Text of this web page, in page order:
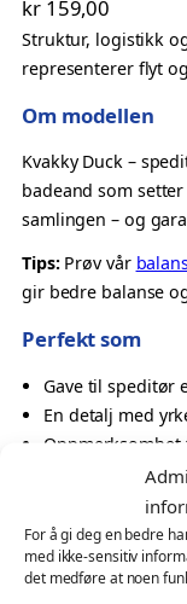
For å gi deg en bedre
med ikke-sensitiv
det medføre at noen
e
a
n
S
p
e
d
t
ø
r
K
v
a
y
D
u
kr159,00
Struktur, logistikk
representerer flyt
Om modellen
Kvakky Duck –
badeand som
samlingen – og
Tips:Prøv vår
gir bedre balanse
Perfekt som
Gave til speditør
En detalj med
Samlerobjekt
Også velegnet
profilgave for